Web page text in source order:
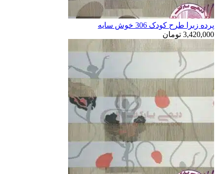
پرده زبرا طرح کودک 306 خوش سایه
3,420,000 تومان